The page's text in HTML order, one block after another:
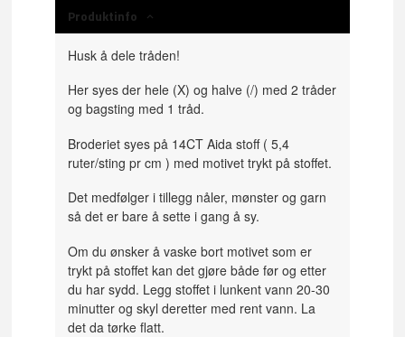
Produktinfo
Husk å dele tråden!
Her syes der hele (X) og halve (/) med 2 tråder
og bagsting med 1 tråd.
Broderiet syes på 14CT Aida stoff ( 5,4
ruter/sting pr cm ) med motivet trykt på stoffet.
Det medfølger i tillegg nåler, mønster og garn
så det er bare å sette i gang å sy.
Om du ønsker å vaske bort motivet som er
trykt på stoffet kan det gjøre både før og etter
du har sydd. Legg stoffet i lunkent vann 20-30
minutter og skyl deretter med rent vann. La
det da tørke flatt.